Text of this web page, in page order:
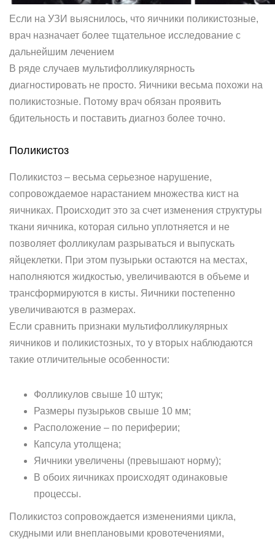
Если на УЗИ выяснилось, что яичники поликистозные,
врач назначает более тщательное исследование с
дальнейшим лечением
В ряде случаев мультифолликулярность
диагностировать не просто. Яичники весьма похожи на
поликистозные. Потому врач обязан проявить
бдительность и поставить диагноз более точно.
Поликистоз
Поликистоз – весьма серьезное нарушение,
сопровождаемое нарастанием множества кист на
яичниках. Происходит это за счет изменения структуры
ткани яичника, которая сильно уплотняется и не
позволяет фолликулам разрываться и выпускать
яйцеклетки. При этом пузырьки остаются на местах,
наполняются жидкостью, увеличиваются в объеме и
трансформируются в кисты. Яичники постепенно
увеличиваются в размерах.
Если сравнить признаки мультифолликулярных
яичников и поликистозных, то у вторых наблюдаются
такие отличительные особенности:
Фолликулов свыше 10 штук;
Размеры пузырьков свыше 10 мм;
Расположение – по периферии;
Капсула утолщена;
Яичники увеличены (превышают норму);
В обоих яичниках происходят одинаковые
процессы.
Поликистоз сопровождается изменениями цикла,
скудными или внеплановыми кровотечениями,